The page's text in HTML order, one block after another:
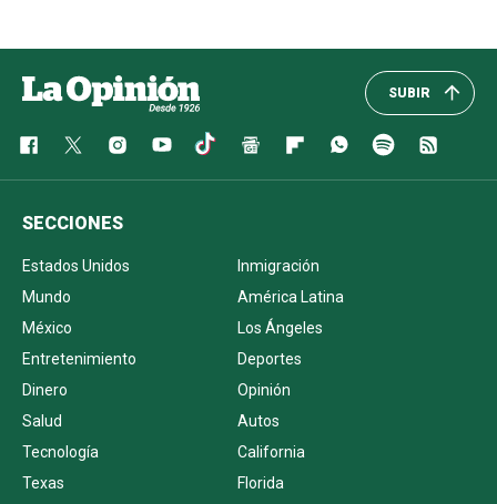
SUBIR
SECCIONES
Estados Unidos
Inmigración
Mundo
América Latina
México
Los Ángeles
Entretenimiento
Deportes
Dinero
Opinión
Salud
Autos
Tecnología
California
Texas
Florida